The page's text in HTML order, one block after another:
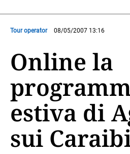
Tour operator 08/05/2007 13:16
Online la
estiva di
sui